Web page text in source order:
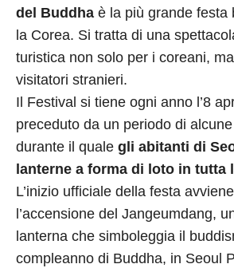
del Buddha è la più grande festa
la Corea. Si tratta di una
turistica non solo per i coreani,
visitatori stranieri.
Il Festival si tiene ogni anno l’8
preceduto da un periodo di
durante il quale gli abitanti di
lanterne a forma di loto in tutta
L’inizio ufficiale della festa
l’accensione del Jangeumdang,
lanterna che simboleggia il
compleanno di Buddha, in Seoul